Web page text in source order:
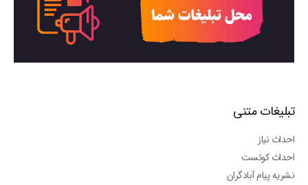
تبلیغات متنی
احداث نیاز
احداث کوئست
نشریه پیام آبادگران